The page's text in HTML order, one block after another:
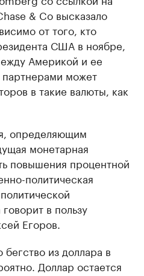
& Co высказало
от того, кто
США в ноябре,
Америкой и ее
может
в такие валюты, как
определяющим
монетарная
повышения процентной
политическая
в пользу
Егоров.
бегство из доллара в
Доллар остается